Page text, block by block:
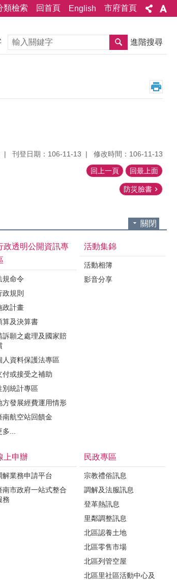
類檢索 回首頁 English 市府首頁
搜尋 進階搜尋
刊登日期：106-11-13 修改時間：106-11-13
回上一頁 回最上面
防災臉書
關閉
政透明公開資訊專
規命令
政規則
政計畫
算及決算書
訴願之處理及國家賠
人資料保護法專區
付或接受之補助
別統計專區
方發展經費運用情形
南航空站回饋金
...
活動集錦
活動相簿
影音分享
上申辦
解業務申請平台
南市政府一站式整合
務
民政專區
宗教禮俗訊息
調解及法服訊息
登革熱訊息
里鄰調整訊息
北區認養土地
北區零售市場
北區列管空屋
北區里社區活動中心及